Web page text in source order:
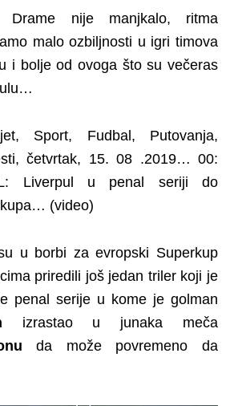
Drame nije manjkalo, ritma
malo ozbiljnosti u igri timova
i bolje od ovoga što su večeras
Sport, Fudbal, Putovanja,
četvrtak, 15. 08 .2019… 00:
Liverpul u penal seriji do
(video)
u borbi za evropski Superkup
priredili još jedan triler koji je
penal serije u kome je golman
izrastao u junaka meča
da može povremeno da